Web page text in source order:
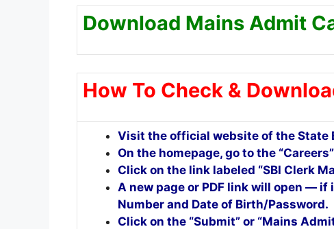
Download Mains Admit
How To Check &
Visit the official website of the State
On the homepage, go to the
Click on the link labeled “SBI Clerk
A new page or PDF link will open — if
Number and Date of Birth/Password.
Click on the “Submit” or “Mains